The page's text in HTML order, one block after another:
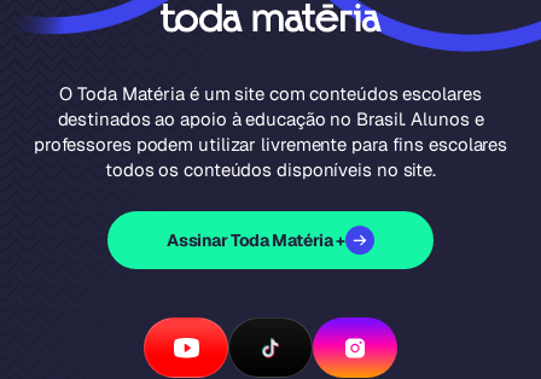
O Toda Matéria é um site com conteúdos escolares
destinados ao apoio à educação no Brasil. Alunos e
professores podem utilizar livremente para fins escolares
todos os conteúdos disponíveis no site.
Assinar Toda Matéria +